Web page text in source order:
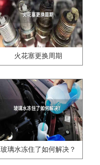
火花塞更换周期
玻璃水冻住了如何解决？